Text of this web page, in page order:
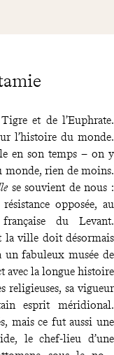
et de l’Euphrate.
l’histoire du monde.
en son temps – on y
se souvient de nous :
opposée, au
du Levant.
la ville doit désormais
un fabuleux musée de
avec la longue histoire
religieuses, sa vigueur
esprit méridional.
mais ce fut aussi une
le chef-lieu d’une